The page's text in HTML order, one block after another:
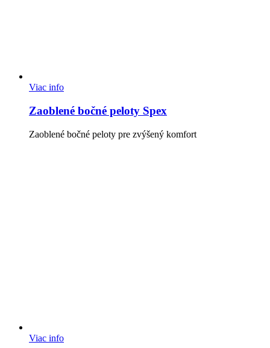
Viac info
Zaoblené bočné peloty Spex
Zaoblené bočné peloty pre zvýšený komfort
Viac info